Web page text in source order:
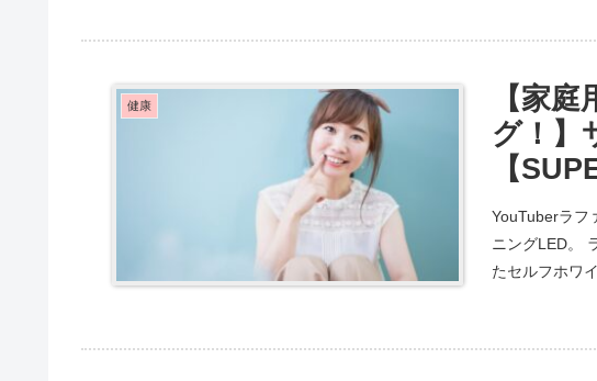
健康
【家
グ！】
【
YouTuberラフ
ニングLED。
たセルフホワ